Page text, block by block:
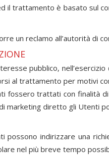
trattamento è basato sul
un reclamo all’autorità di
pubblico,
al trattamento per motivi
fossero trattati con finalità
marketing diretto gli Utenti
possono indirizzare una
nel più breve tempo